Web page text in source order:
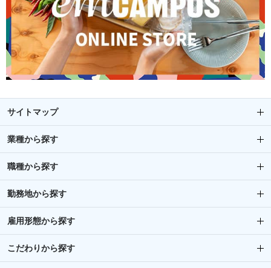
サイトマップ
業種から探す
職種から探す
勤務地から探す
雇用形態から探す
こだわりから探す